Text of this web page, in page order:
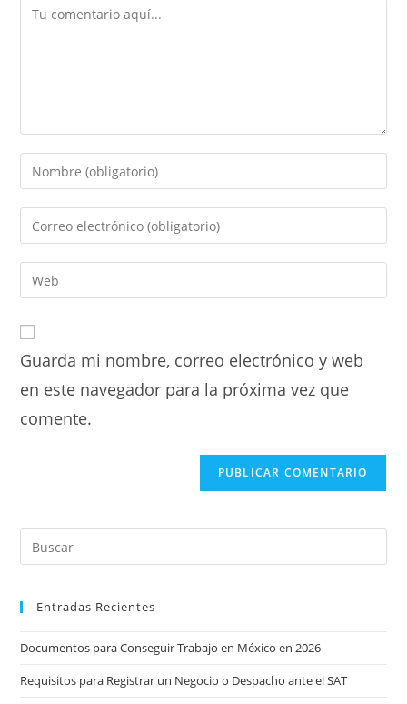
Guarda mi nombre, correo electrónico y web
en este navegador para la próxima vez que
comente.
Entradas Recientes
Documentos para Conseguir Trabajo en México en 2026
Requisitos para Registrar un Negocio o Despacho ante el SAT